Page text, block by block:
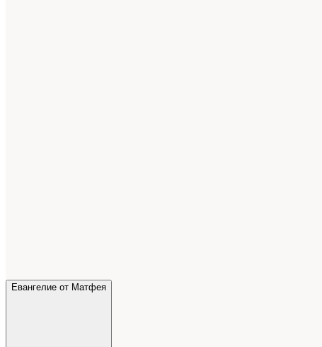
Евангелие от Матфея